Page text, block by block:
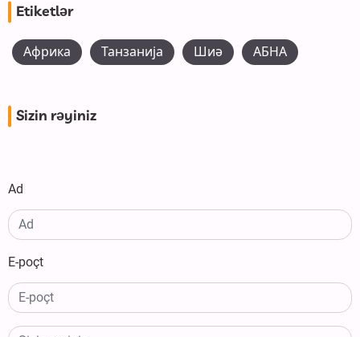
Etiketlər
Африка Танзанија Шиә АБНА
Sizin rəyiniz
Ad
E-poçt